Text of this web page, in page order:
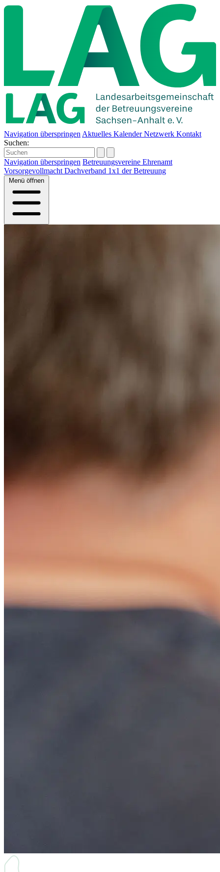
Navigation überspringen Aktuelles Kalender Netzwerk Kontakt
Suchen:
Navigation überspringen Betreuungsvereine Ehrenamt
Vorsorgevollmacht Dachverband 1x1 der Betreuung
Menü öffnen